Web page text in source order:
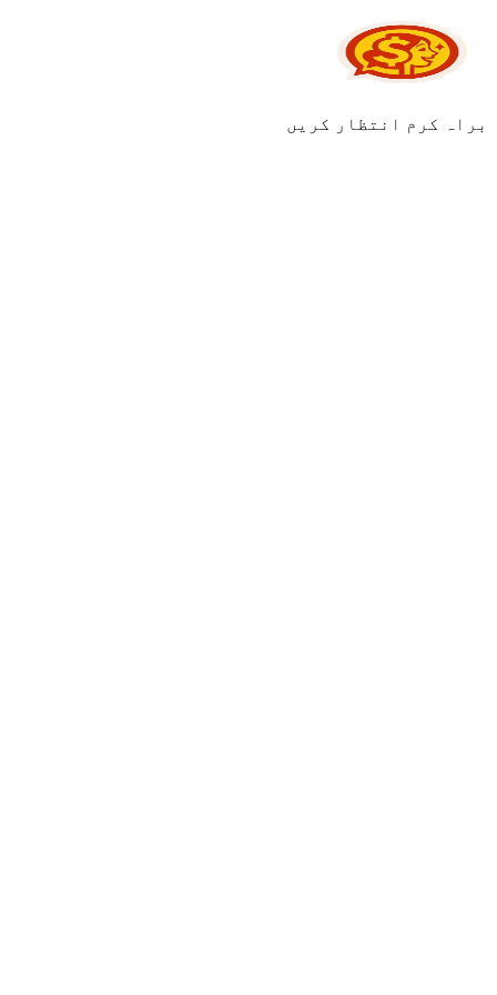
براہ کرم انتظار کریں